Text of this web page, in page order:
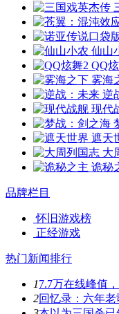
仙山
QQ
雾海
逆
现代
遮天
大
诡秘
品牌栏目
怀旧游戏榜
正经游戏
热门新闻排行
17.7万在线峰值
2回忆录：六年